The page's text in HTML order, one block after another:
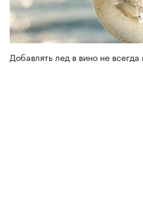
Добавлять лед в вино не